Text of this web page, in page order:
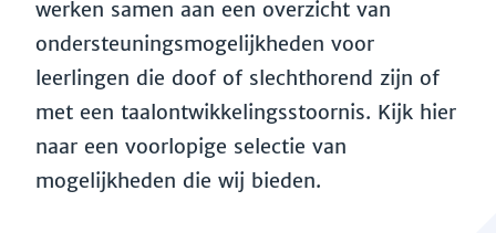
werken samen aan een overzicht van
ondersteuningsmogelijkheden voor
leerlingen die doof of slechthorend zijn of
met een taalontwikkelingsstoornis. Kijk hier
naar een voorlopige selectie van
mogelijkheden die wij bieden.